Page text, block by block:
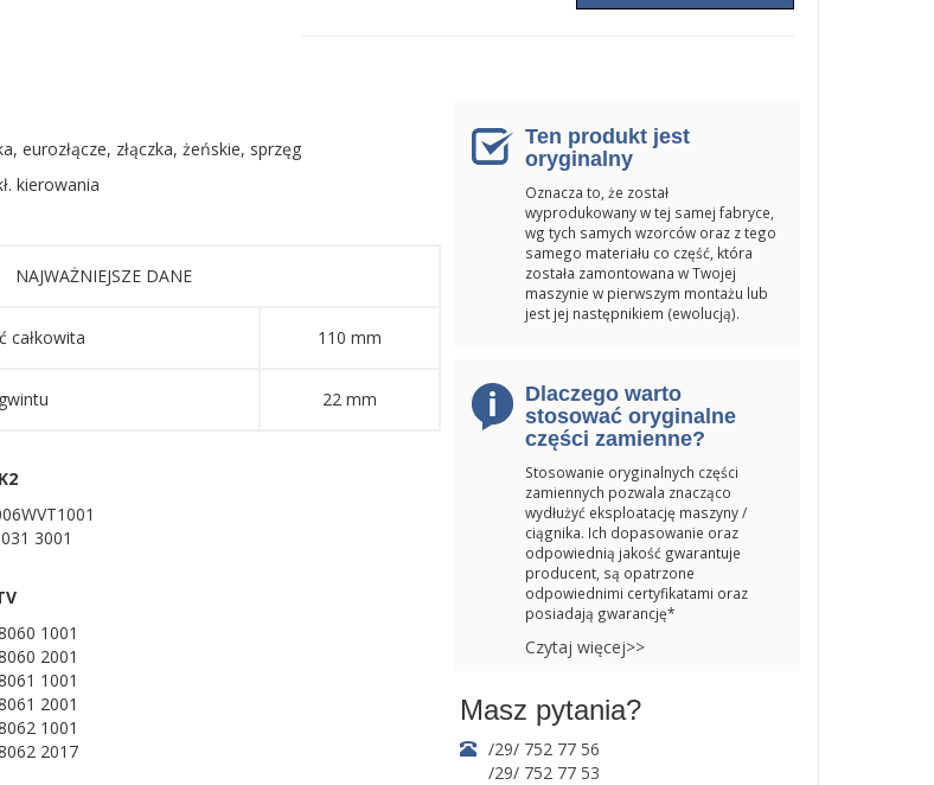
eurozłącze, złączka, żeńskie, sprzęg
kierowania
NAJWAŻNIEJSZE DANE
całkowita 110 mm
22 mm
3001
1001
2001
1001
2001
1001
2017
Ten produkt jest
oryginalny
Oznacza to, że został
wyprodukowany w tej samej fabryce,
wg tych samych wzorców oraz z tego
samego materiału co część, która
została zamontowana w Twojej
maszynie w pierwszym montażu lub
jest jej następnikiem (ewolucją).
Dlaczego warto
stosować oryginalne
części zamienne?
Stosowanie oryginalnych części
zamiennych pozwala znacząco
wydłużyć eksploatację maszyny /
ciągnika. Ich dopasowanie oraz
odpowiednią jakość gwarantuje
producent, są opatrzone
odpowiednimi certyfikatami oraz
posiadają gwarancję*
Czytaj więcej>>
Masz pytania?
/29/ 752 77 56
/29/ 752 77 53